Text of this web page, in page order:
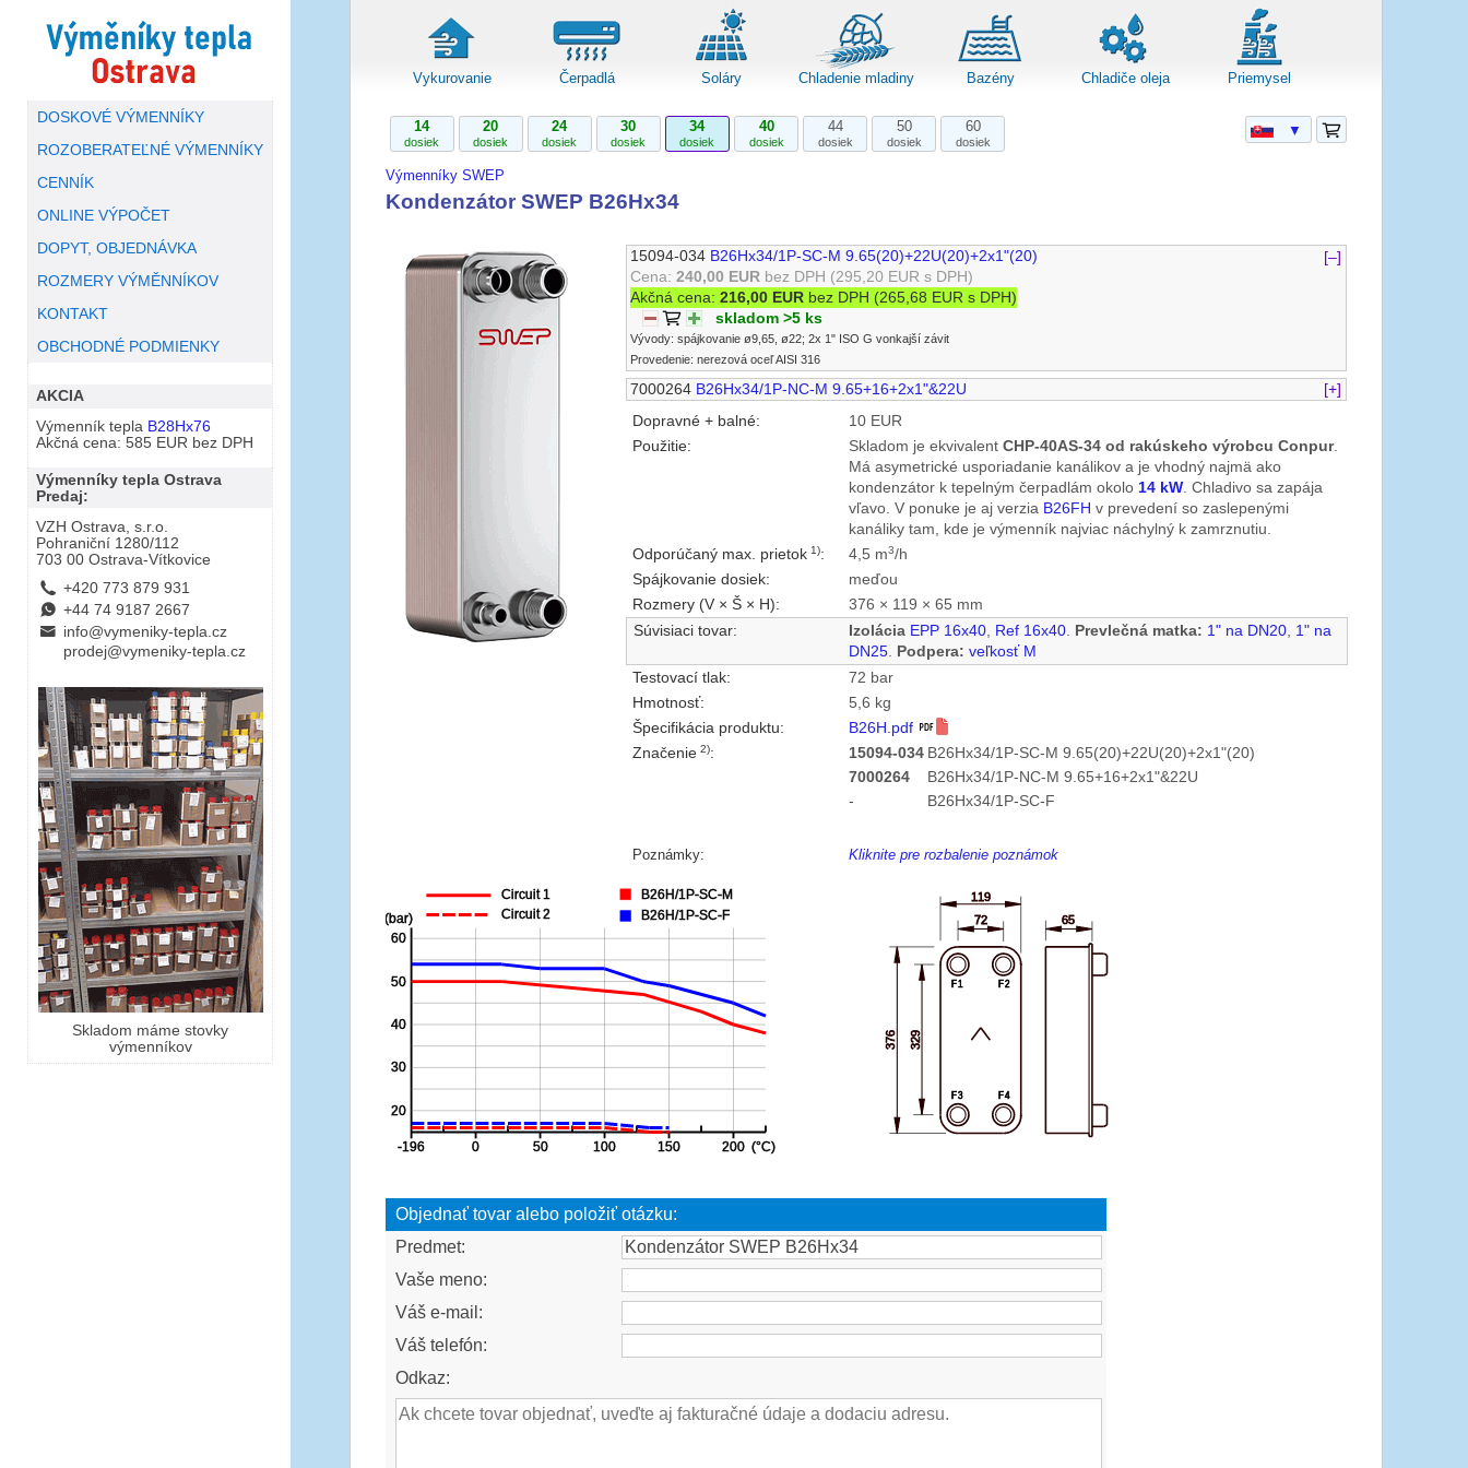
DOSKOVÉ VÝMENNÍKY
ROZOBERATEĽNÉ VÝMENNÍKY
CENNÍK
ONLINE VÝPOČET
DOPYT, OBJEDNÁVKA
ROZMERY VÝMĚNNÍKOV
KONTAKT
OBCHODNÉ PODMIENKY
AKCIA
Výmenník tepla B28Hx76
Akčná cena: 585 EUR bez DPH
Výmenníky tepla Ostrava
Predaj:
VZH Ostrava, s.r.o.
Pohraniční 1280/112
703 00 Ostrava-Vítkovice
L +420 773 879 931
E +44 74 9187 2667
B info@vymeniky-tepla.cz
prodej@vymeniky-tepla.cz
Skladom máme stovky
výmenníkov
Vykurovanie Čerpadlá Soláry Chladenie mladiny Bazény Chladiče oleja Priemysel
14
dosiek
20
dosiek
24
dosiek
30
dosiek
34
dosiek
40
dosiek
44
dosiek
50
dosiek
60
dosiek
Výmenníky SWEP
Kondenzátor SWEP B26Hx34
15094-034 B26Hx34/1P-SC-M 9.65(20)+22U(20)+2x1"(20)
[–]
Cena: 240,00 EURbez DPH (295,20 EUR s DPH)
Akčná cena: 216,00 EURbez DPH (265,68 EUR s DPH)
skladom >5 ks
Vývody: spájkovanie ø9,65, ø22; 2x 1" ISO G vonkajší závit
Provedenie: nerezová oceľ AISI 316
7000264 B26Hx34/1P-NC-M 9.65+16+2x1"&22U
[+]
Dopravné + balné:
10 EUR
Použitie:
Skladom je ekvivalentCHP-40AS-34 od rakúskeho výrobcu Conpur.
Má asymetrické usporiadanie kanálikov a je vhodný najmä ako
kondenzátor k tepelným čerpadlám okolo14 kW. Chladivo sa zapája
vľavo. V ponuke je aj verzia B26FH v prevedení so zaslepenými
kanáliky tam, kde je výmenník najviac náchylný k zamrznutiu.
Odporúčaný max. prietok 1): 4,5 m3/h
Spájkovanie dosiek:
meďou
Rozmery (V × Š × H):
376 × 119 × 65 mm
Súvisiaci tovar:
Izolácia EPP 16x40, Ref 16x40. Prevlečná matka: 1" na DN20, 1" na
DN25. Podpera: veľkosť M
Testovací tlak:
72 bar
Hmotnosť:
5,6 kg
Špecifikácia produktu:
B26H.pdf
Značenie 2): 15094-034 B26Hx34/1P-SC-M 9.65(20)+22U(20)+2x1"(20)
7000264
B26Hx34/1P-NC-M 9.65+16+2x1"&22U
-
B26Hx34/1P-SC-F
Poznámky: Kliknite pre rozbalenie poznámok
Objednať tovar alebo položiť otázku:
Predmet:
Vaše meno:
Váš e-mail:
Váš telefón:
Odkaz:
▼